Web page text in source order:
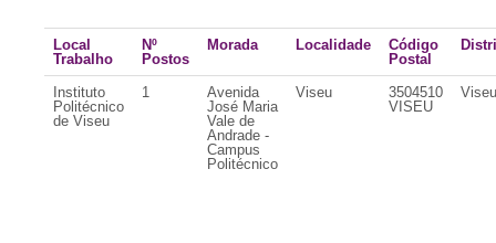
Local
Trabalho
Nº
Postos
Morada Localidade
Código
Postal
Instituto
Politécnico
de Viseu
1
Avenida
José Maria
Vale de
Andrade -
Campus
Politécnico
Viseu
3504510
VISEU
Viseu